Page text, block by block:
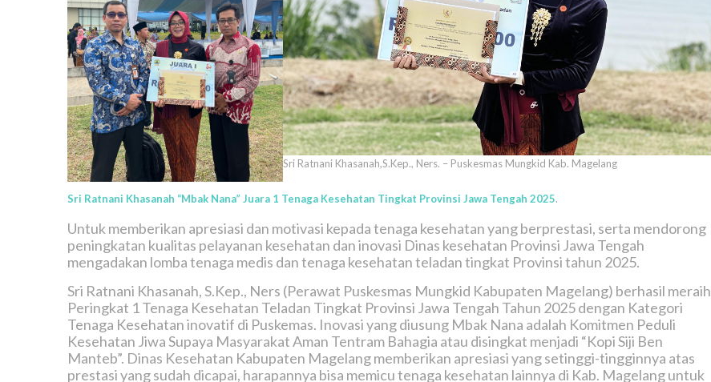
Sri Ratnani Khasanah,S.Kep., Ners. – Puskesmas Mungkid Kab. Magelang
Sri Ratnani Khasanah “Mbak Nana” Juara 1 Tenaga Kesehatan Tingkat Provinsi Jawa Tengah 2025.
Untuk memberikan apresiasi dan motivasi kepada tenaga kesehatan yang berprestasi, serta mendorong
peningkatan kualitas pelayanan kesehatan dan inovasi Dinas kesehatan Provinsi Jawa Tengah
mengadakan lomba tenaga medis dan tenaga kesehatan teladan tingkat Provinsi tahun 2025.
Sri Ratnani Khasanah, S.Kep., Ners (Perawat Puskesmas Mungkid Kabupaten Magelang) berhasil meraih
Peringkat 1 Tenaga Kesehatan Teladan Tingkat Provinsi Jawa Tengah Tahun 2025 dengan Kategori
Tenaga Kesehatan inovatif di Puskemas. Inovasi yang diusung Mbak Nana adalah Komitmen Peduli
Kesehatan Jiwa Supaya Masyarakat Aman Tentram Bahagia atau disingkat menjadi “Kopi Siji Ben
Manteb”. Dinas Kesehatan Kabupaten Magelang memberikan apresiasi yang setinggi-tingginnya atas
prestasi yang sudah dicapai, harapannya bisa memicu tenaga kesehatan lainnya di Kab. Magelang untuk